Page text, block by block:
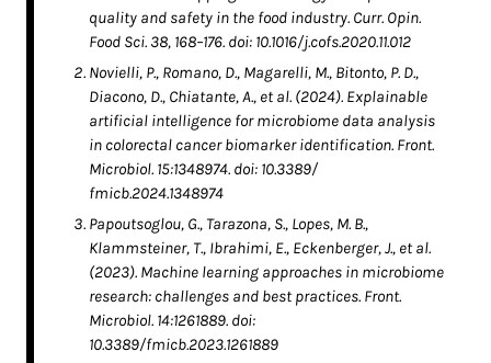
quality and safety in the food industry. Curr. Opin.
Food Sci. 38, 168–176. doi: 10.1016/j.cofs.2020.11.012
Novielli, P., Romano, D., Magarelli, M., Bitonto, P. D.,
Diacono, D., Chiatante, A., et al. (2024). Explainable
artificial intelligence for microbiome data analysis
in colorectal cancer biomarker identification. Front.
Microbiol. 15:1348974. doi: 10.3389/
fmicb.2024.1348974
Papoutsoglou, G., Tarazona, S., Lopes, M. B.,
Klammsteiner, T., Ibrahimi, E., Eckenberger, J., et al.
(2023). Machine learning approaches in microbiome
research: challenges and best practices. Front.
Microbiol. 14:1261889. doi:
10.3389/fmicb.2023.1261889